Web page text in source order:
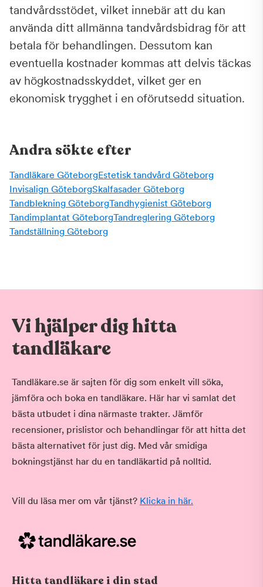
tandvårdsstödet, vilket innebär att du kan
använda ditt allmänna tandvårdsbidrag för att
betala för behandlingen. Dessutom kan
eventuella kostnader kommas att delvis täckas
av högkostnadsskyddet, vilket ger en
ekonomisk trygghet i en oförutsedd situation.
Andra sökte efter
Tandläkare GöteborgEstetisk tandvård Göteborg
Invisalign GöteborgSkalfasader Göteborg
Tandblekning GöteborgTandhygienist Göteborg
Tandimplantat GöteborgTandreglering Göteborg
Tandställning Göteborg
Vi hjälper dig hitta
tandläkare
Tandläkare.se är sajten för dig som enkelt vill söka,
jämföra och boka en tandläkare. Här har vi samlat det
bästa utbudet i dina närmaste trakter. Jämför
recensioner, prislistor och behandlingar för att hitta det
bästa alternativet för just dig. Med vår smidiga
bokningstjänst har du en tandläkartid på nolltid.
Vill du läsa mer om vår tjänst? Klicka in här.
Hitta tandläkare i din stad